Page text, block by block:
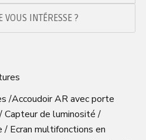
VOUS INTÉRESSE ?
/Accoudoir AR avec porte
de luminosité /
Ecran multifonctions en